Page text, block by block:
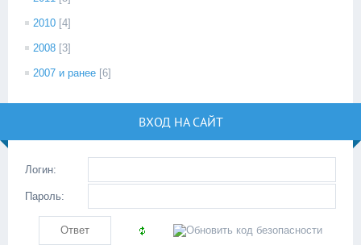
2010 [4]
2008 [3]
2007 и ранее [6]
ВХОД НА САЙТ
Логин:
Пароль: